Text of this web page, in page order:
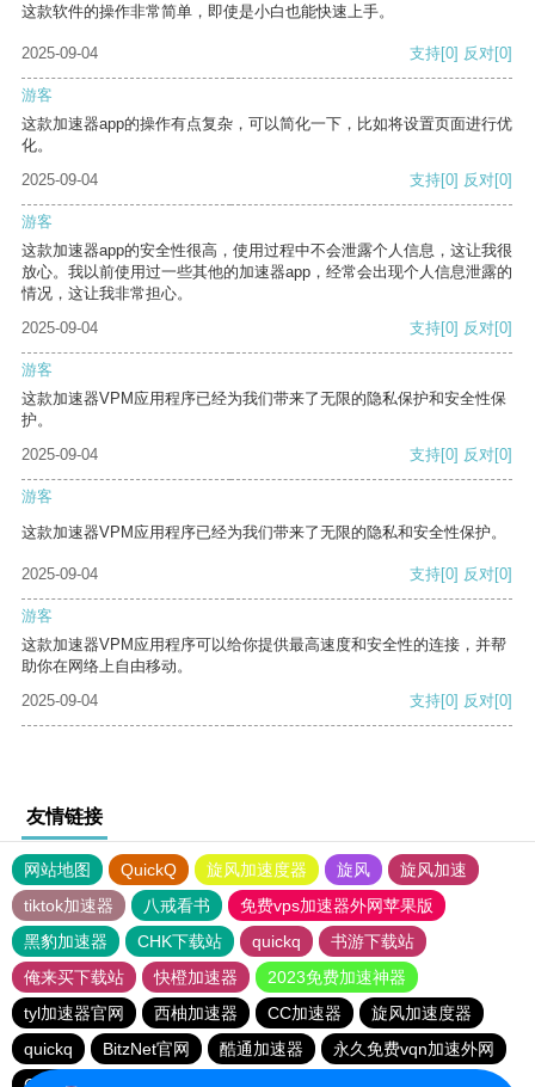
这款软件的操作非常简单，即使是小白也能快速上手。
2025-09-04 支持[0] 反对[0]
游客
这款加速器app的操作有点复杂，可以简化一下，比如将设置页面进行优
化。
2025-09-04
支持[0] 反对[0]
游客
这款加速器app的安全性很高，使用过程中不会泄露个人信息，这让我很
放心。我以前使用过一些其他的加速器app，经常会出现个人信息泄露的
情况，这让我非常担心。
2025-09-04
支持[0] 反对[0]
游客
这款加速器VPM应用程序已经为我们带来了无限的隐私保护和安全性保
护。
2025-09-04
支持[0] 反对[0]
游客
这款加速器VPM应用程序已经为我们带来了无限的隐私和安全性保护。
2025-09-04 支持[0] 反对[0]
游客
这款加速器VPM应用程序可以给你提供最高速度和安全性的连接，并帮
助你在网络上自由移动。
2025-09-04
支持[0] 反对[0]
友情链接
网站地图 QuickQ 旋风加速度器 旋风
旋风加速
tiktok加速器
八戒看书
免费vps加速器外网苹果版
黑豹加速器
CHK下载站 quickq
书游下载站
俺来买下载站
快橙加速器
2023免费加速神器
tyl加速器官网
西柚加速器 CC加速器
旋风加速度器
quickq
BitzNet官网 酷通加速器
永久免费vqn加速外网